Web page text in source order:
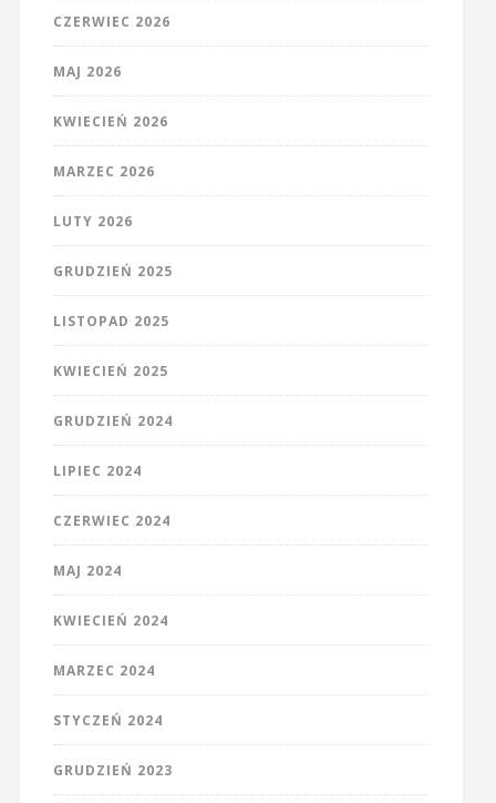
CZERWIEC 2026
MAJ 2026
KWIECIEŃ 2026
MARZEC 2026
LUTY 2026
GRUDZIEŃ 2025
LISTOPAD 2025
KWIECIEŃ 2025
GRUDZIEŃ 2024
LIPIEC 2024
CZERWIEC 2024
MAJ 2024
KWIECIEŃ 2024
MARZEC 2024
STYCZEŃ 2024
GRUDZIEŃ 2023